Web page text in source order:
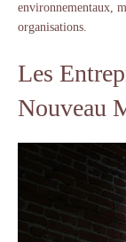
environnementaux,
organisations.
Les
Nouveau